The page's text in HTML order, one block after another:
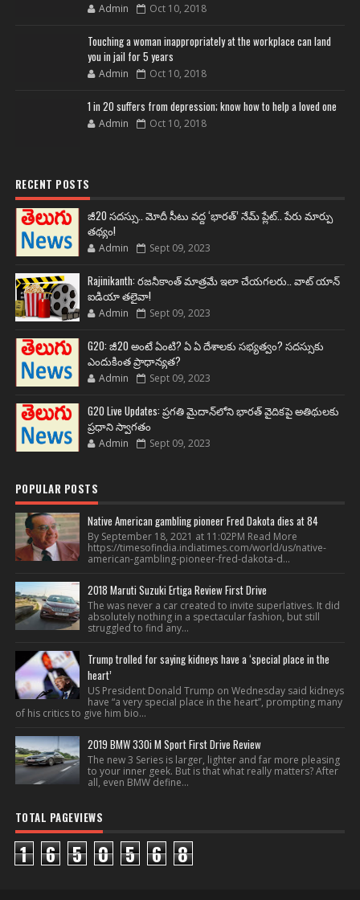
Admin Oct 10, 2018
Touching a woman inappropriately at the workplace can land
you in jail for 5 years
Admin Oct 10, 2018
1 in 20 suffers from depression; know how to help a loved one
Admin Oct 10, 2018
RECENT POSTS
జీ20 సదస్సు.. మోదీ సీటు వద్ద ‘భారత్’ నేమ్ ప్లేట్‌.. పేరు మార్పు
తథ్యం!
Admin Sept 09, 2023
Rajinikanth: రజనీకాంత్ మాత్రమే ఇలా చేయగలరు.. వాట్ యాన్
ఐడియా తలైవా!
Admin Sept 09, 2023
G20: జీ20 అంటే ఏంటి? ఏ ఏ దేశాలకు సభ్యత్వం? సదస్సుకు
ఎందుకింత ప్రాధాన్యత?
Admin Sept 09, 2023
G20 Live Updates: ప్రగతి మైదాన్‌లోని భారత్ వైదికపై అతిథులకు
ప్రధాని స్వాగతం
Admin Sept 09, 2023
POPULAR POSTS
Native American gambling pioneer Fred Dakota dies at 84
By September 18, 2021 at 11:02PM Read More
https://timesofindia.indiatimes.com/world/us/native-
american-gambling-pioneer-fred-dakota-d...
2018 Maruti Suzuki Ertiga Review First Drive
The was never a car created to invite superlatives. It did
absolutely nothing in a spectacular fashion, but still
struggled to find any...
Trump trolled for saying kidneys have a ‘special place in the
heart’
US President Donald Trump on Wednesday said kidneys
have “a very special place in the heart”, prompting many
of his critics to give him bio...
2019 BMW 330i M Sport First Drive Review
The new 3 Series is larger, lighter and far more pleasing
to your inner geek. But is that what really matters? After
all, even BMW define...
TOTAL PAGEVIEWS
1 6 5 0 5 6 8